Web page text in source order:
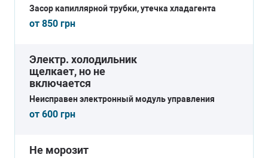
Засор капиллярной трубки, утечка хладагента
от 850 грн
Электр. холодильник
щелкает, но не
включается
Неисправен электронный модуль управления
от 600 грн
Не морозит